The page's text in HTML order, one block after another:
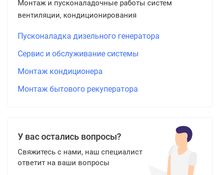
Монтаж и пусконаладочные работы систем
вентиляции, кондиционирования
Пусконаладка дизельного генератора
Сервис и обслуживание системы
Монтаж кондиционера
Монтаж бытового рекуператора
У вас остались вопросы?
Свяжитесь с нами, наш специалист
ответит на ваши вопросы